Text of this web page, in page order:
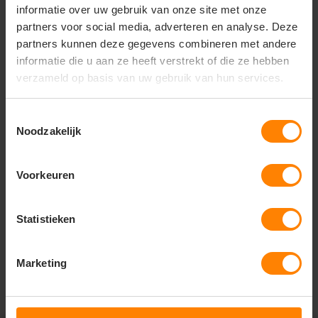
informatie over uw gebruik van onze site met onze
partners voor social media, adverteren en analyse. Deze
partners kunnen deze gegevens combineren met andere
informatie die u aan ze heeft verstrekt of die ze hebben
verzameld op basis van uw gebruik van hun services.
Noodzakelijk
Voorkeuren
Statistieken
Marketing
het product professioneel gebruikt, deze
badhanddoek biedt het comfort en de kwaliteit die je
mag verwachten. Bestel vandaag nog en ervaar het
verschil zelf!
Vragen? Neem contact
op met onze
mail info@jobopromotions.nl
store
Provincialeweg 59 - Velddriel